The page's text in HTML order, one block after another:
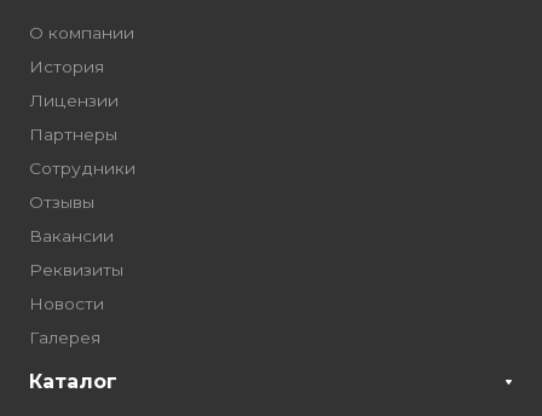
О компании
История
Лицензии
Партнеры
Сотрудники
Отзывы
Вакансии
Реквизиты
Новости
Галерея
Каталог